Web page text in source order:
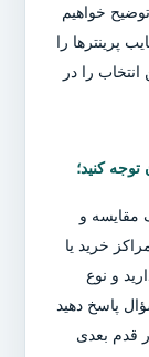
خواهیم
پرینترها را
را در
کنید؛
مقایسه و
خرید یا
و نوع
پاسخ دهید
قدم بعدی